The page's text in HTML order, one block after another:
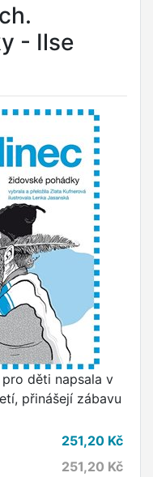
- Ilse
děti napsala v
přinášejí zábavu
251,20 Kč
251,20 Kč